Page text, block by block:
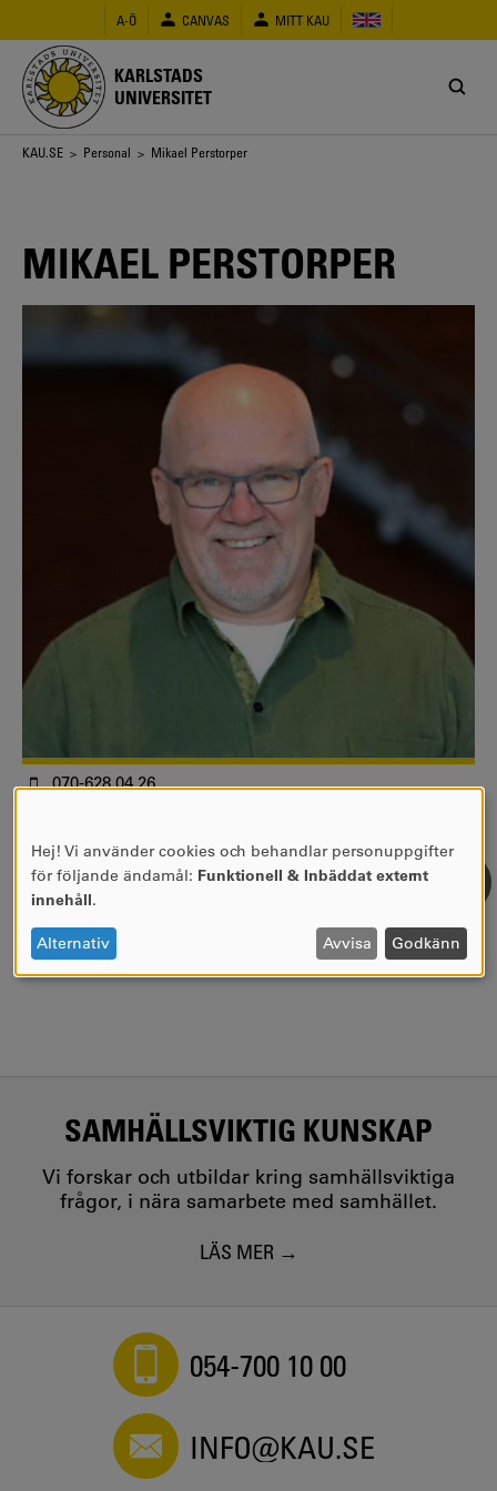
huvudinnehåll
A-Ö CANVAS MITT KAU
KARLSTADS
UNIVERSITET
Länkstig
KAU.SE > Personal > Mikael Perstorper
MIKAEL PERSTORPER
070-628 04 26
Professor
Fakulteten för hälsa, natur- och teknikvetenskap
Institutionen för ingenjörs- och kemivetenskaper
SAMHÄLLSVIKTIG KUNSKAP
Vi forskar och utbildar kring samhällsviktiga
frågor, i nära samarbete med samhället.
LÄS MER
054-700 10 00
INFO@KAU.SE
ANVÄNDNING
AV
OCH
COOKIES
Hej! Vi använder cookies och behandlar personuppgifter
för följande ändamål: Funktionell & Inbäddat externt
innehåll.
Alternativ Avvisa Godkänn